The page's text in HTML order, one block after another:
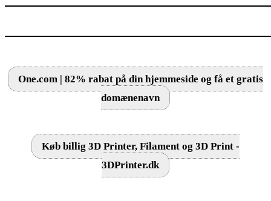
One.com | 82% rabat på din hjemmeside og få et gratis
domænenavn
Køb billig 3D Printer, Filament og 3D Print -
3DPrinter.dk